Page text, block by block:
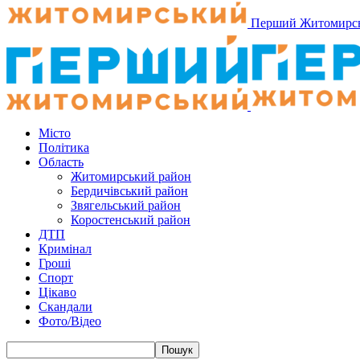
Перший
Місто
Політика
Область
Житомирський район
Бердичівський район
Звягельський район
Коростенський район
ДТП
Кримінал
Гроші
Спорт
Цікаво
Скандали
Фото/Відео